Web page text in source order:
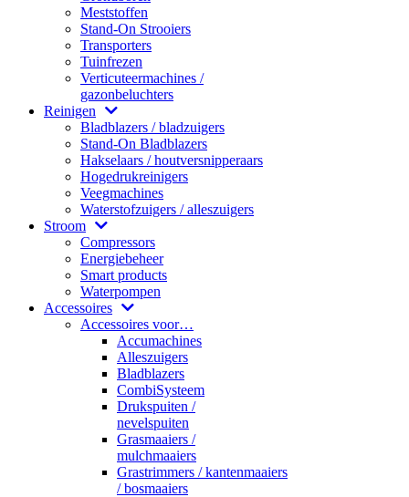
Meststoffen
Stand-On Strooiers
Transporters
Tuinfrezen
Verticuteermachines /
gazonbeluchters
Reinigen
Bladblazers / bladzuigers
Stand-On Bladblazers
Hakselaars / houtversnipperaars
Hogedrukreinigers
Veegmachines
Waterstofzuigers / alleszuigers
Stroom
Compressors
Energiebeheer
Smart products
Waterpompen
Accessoires
Accessoires voor…
Accumachines
Alleszuigers
Bladblazers
CombiSysteem
Drukspuiten /
nevelspuiten
Grasmaaiers /
mulchmaaiers
Grastrimmers / kantenmaaiers
/ bosmaaiers